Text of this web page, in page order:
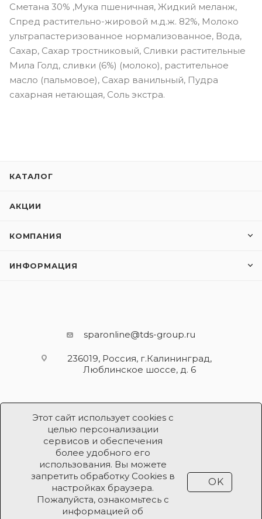
Сметана 30% ,Мука пшеничная, Жидкий меланж,
Спред растительно-жировой м.д.ж. 82%, Молоко
ультрапастеризованное нормализованное, Вода,
Сахар, Сахар тростниковый, Сливки растительные
Мила Голд, сливки (6%) (молоко), растительное
масло (пальмовое), Сахар ванильный, Пудра
сахарная нетающая, Соль экстра.
Этот сайт использует cookies с
целью персонализации
сервисов и обеспечения
более удобного его
использования. Вы можете
запретить обработку Cookies в
настройках браузера.
Пожалуйста, ознакомьтесь с
информацией об
OK
КАТАЛОГ
АКЦИИ
КОМПАНИЯ
ИНФОРМАЦИЯ
sparonline@tds-group.ru
236019, Россия, г.Калининград,
Люблинское шоссе, д. 6
Разработка и поддержка
Продвижение проекта ООО «Робот Икс»